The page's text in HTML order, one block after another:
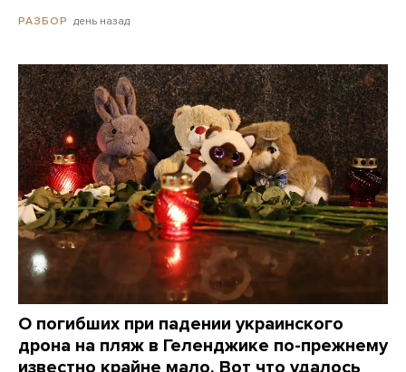
РАЗБОР день назад
О погибших при падении украинского
дрона на пляж в Геленджике по-прежнему
известно крайне мало. Вот что удалось